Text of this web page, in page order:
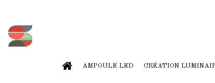
AMPOULE LED CRÉATION